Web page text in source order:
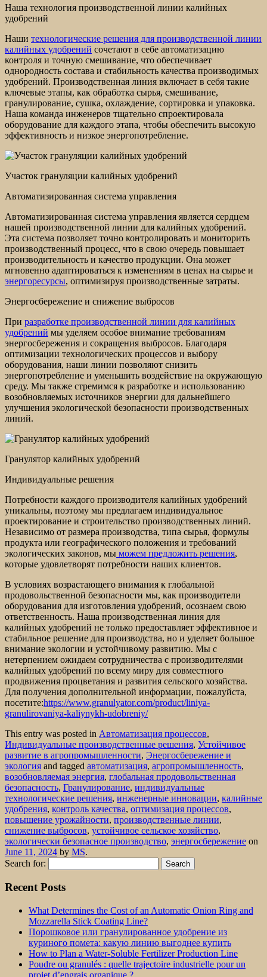
Наша технология производственной линии калийных
удобрений
Наши технологические решения для производственной линии
калийных удобрений сочетают в себе автоматизацию
контроля и точную смешивание, что обеспечивает
однородность состава и стабильность качества производимых
удобрений. Производственная линия включает в себя такие
ключевые этапы, как обработка сырья, смешивание,
гранулирование, сушка, охлаждение, сортировка и упаковка.
Наша команда инженеров тщательно спроектировала
оборудование для каждого этапа, чтобы обеспечить высокую
эффективность и низкое энергопотребление.
Участок грануляции калийных удобрений
Автоматизированная система управления
Автоматизированная система управления является сердцем
нашей производственной линии для калийных удобрений.
Эта система позволяет точно контролировать и мониторить
производственный процесс, что в свою очередь повышает
производительность и качество продукции. Она может
мгновенно адаптироваться к изменениям в ценах на сырье и
энергоресурсы, оптимизируя производственные затраты.
Энергосбережение и снижение выбросов
При разработке производственной линии для калийных
удобрений мы уделяем особое внимание требованиям
энергосбережения и сокращения выбросов. Благодаря
оптимизации технологических процессов и выбору
оборудования, наши линии позволяют снизить
энергопотребление и уменьшить воздействие на окружающую
среду. Мы также стремимся к разработке и использованию
возобновляемых источников энергии для дальнейшего
улучшения экологической безопасности производственных
линий.
Гранулятор калийных удобрений
Индивидуальные решения
Потребности каждого производителя калийных удобрений
уникальны, поэтому мы предлагаем индивидуальное
проектирование и строительство производственных линий.
Независимо от размера производства, типа сырья, формулы
продукта или географического положения и требований
экологических законов, мы можем предложить решения,
которые удовлетворят потребности наших клиентов.
В условиях возрастающего внимания к глобальной
продовольственной безопасности мы, как производители
оборудования для изготовления удобрений, осознаем свою
ответственность. Наша производственная линия для
калийных удобрений не только предоставляет эффективное и
стабильное решение для производства, но и уделяет большое
внимание экологии и устойчивому развитию. Мы с
нетерпением ожидаем сотрудничества с производителями
калийных удобрений по всему миру для совместного
продвижения процветания и развития сельского хозяйства.
Для получения дополнительной информации, пожалуйста,
посетите:https://www.granulyator.com/product/liniya-
granulirovaniya-kaliynykh-udobreniy/
This entry was posted in Автоматизация процессов,
Индивидуальные производственные решения, Устойчивое
развитие в агропромышленности, Энергосбережение и
экология and tagged автоматизация, агропромышленность,
возобновляемая энергия, глобальная продовольственная
безопасность, Гранулирование, индивидуальные
технологические решения, инженерные инновации, калийные
удобрения, контроль качества, оптимизация процессов,
повышение урожайности, производственные линии,
снижение выбросов, устойчивое сельское хозяйство,
экологически безопасное производство, энергосбережение on
June 11, 2024 by MS.
Search for:
Recent Posts
What Determines the Cost of an Automatic Onion Ring and
Mozzarella Stick Coating Line?
Порошковое или гранулированное удобрение из
куриного помета: какую линию выгоднее купить
How to Plan a Water-Soluble Fertilizer Production Line
Poudre ou granulés : quelle trajectoire industrielle pour un
projet d’engrais organique ?